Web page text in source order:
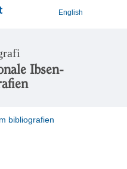
English
Ibsen-
bibliografien